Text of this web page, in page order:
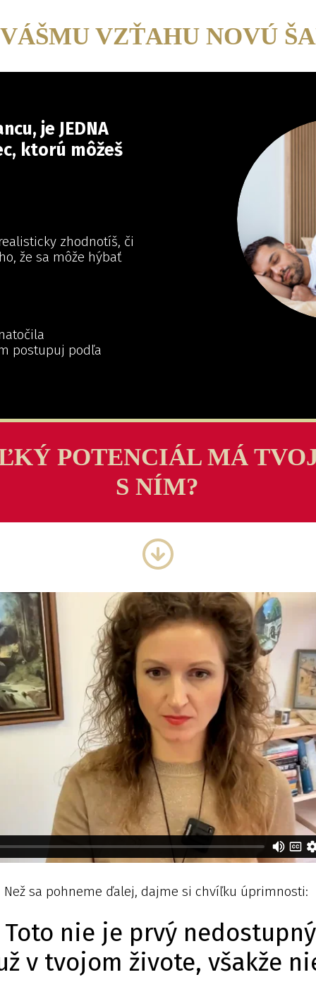
VZŤAHU NOVÚ
je JEDNA
ktorú môžeš
zhodnotíš, či
že sa môže hýbať
postupuj podľa
POTENCIÁL MÁ
S NÍM?
Než sa pohneme ďalej, dajme si chvíľku úprimnosti:
Toto nie je prvý nedostupný
v tvojom živote, všakže